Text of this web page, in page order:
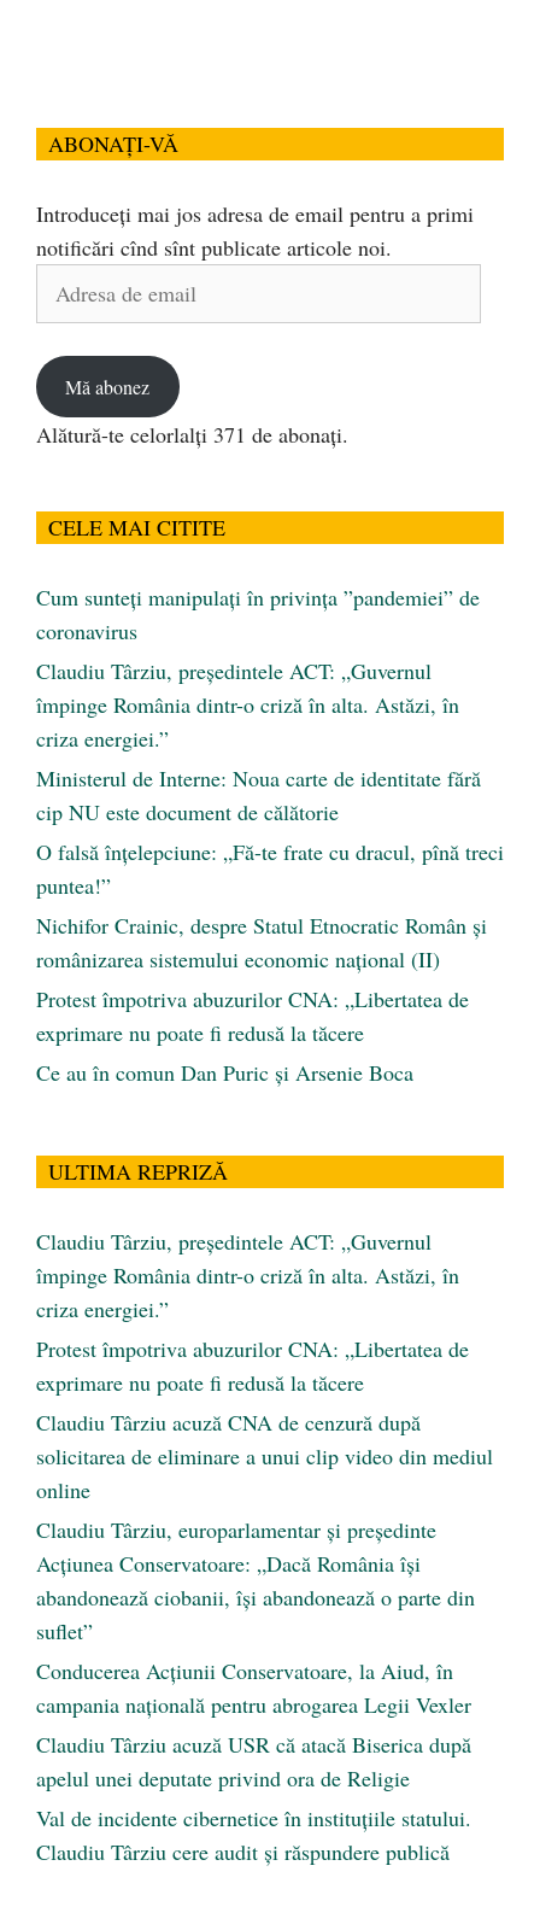
ABONAȚI-VĂ
Introduceți mai jos adresa de email pentru a primi
notificări cînd sînt publicate articole noi.
Adresa
Mă abonez
Alătură-te celorlalți 371 de abonați.
CELE MAI CITITE
Cum sunteți manipulați în privința ”pandemiei” de
coronavirus
Claudiu Târziu, președintele ACT: „Guvernul
împinge România dintr-o criză în alta. Astăzi, în
criza energiei.”
Ministerul de Interne: Noua carte de identitate fără
cip NU este document de călătorie
O falsă înțelepciune: „Fă-te frate cu dracul, pînă treci
puntea!”
Nichifor Crainic, despre Statul Etnocratic Român şi
românizarea sistemului economic naţional (II)
Protest împotriva abuzurilor CNA: „Libertatea de
exprimare nu poate fi redusă la tăcere
Ce au în comun Dan Puric şi Arsenie Boca
ULTIMA REPRIZĂ
Claudiu Târziu, președintele ACT: „Guvernul
împinge România dintr-o criză în alta. Astăzi, în
criza energiei.”
Protest împotriva abuzurilor CNA: „Libertatea de
exprimare nu poate fi redusă la tăcere
Claudiu Târziu acuză CNA de cenzură după
solicitarea de eliminare a unui clip video din mediul
online
Claudiu Târziu, europarlamentar și președinte
Acțiunea Conservatoare: „Dacă România își
abandonează ciobanii, își abandonează o parte din
suflet”
Conducerea Acțiunii Conservatoare, la Aiud, în
campania națională pentru abrogarea Legii Vexler
Claudiu Târziu acuză USR că atacă Biserica după
apelul unei deputate privind ora de Religie
Val de incidente cibernetice în instituțiile statului.
Claudiu Târziu cere audit și răspundere publică